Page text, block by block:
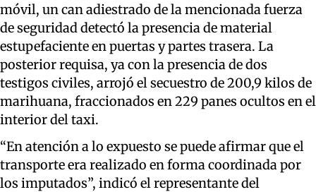
móvil, un can adiestrado de la mencionada fuerza
de seguridad detectó la presencia de material
estupefaciente en puertas y partes trasera. La
posterior requisa, ya con la presencia de dos
testigos civiles, arrojó el secuestro de 200,9 kilos de
marihuana, fraccionados en 229 panes ocultos en el
interior del taxi.
“En atención a lo expuesto se puede afirmar que el
transporte era realizado en forma coordinada por
los imputados”, indicó el representante del